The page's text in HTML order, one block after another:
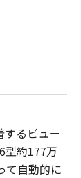
するビュー
型約177万
て自動的に